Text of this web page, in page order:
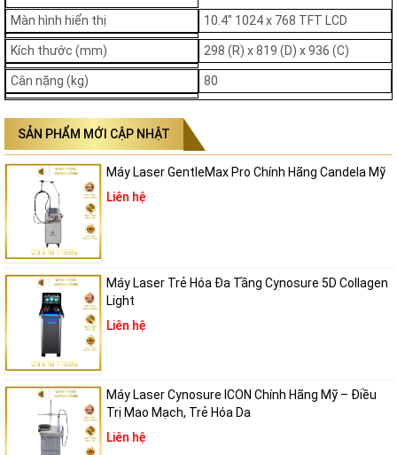
Hiệu quả điều trị của máy Laser Helios 4
Ưu điểm của máy Laser Helios 4
Thiết kế sang trọng và hiện đại với màu vàng độc đáo và
kiểu dáng tinh tế, HELIOS IV 785 nâng tầm đẳng cấp cho
cơ sở thẩm mỹ, tạo ấn tượng chuyên nghiệp với khách
hàng.
Tay cầm đa năng và ứng dụng linh hoạt được trang bị tay
cầm picosecond 785nm xử lý sắc tố sâu và nanosecond
1064nm, 532nm cho liệu trình trẻ hóa và làm sáng da,
mang lại hiệu quả tối ưu cho từng vấn đề da liễu.
Tia laser đồng đều, xâm nhập sâu nhưng bảo vệ biểu bì,
giảm thiểu rủi ro tăng/giảm sắc tố sau điều trị, đảm bảo
an toàn và hiệu quả cao.
Độ ổn định cao, chất lượng chùm tia phẳng và năng
lượng ổn định giúp xử lý các vấn đề phức tạp như nám
Màn hình hiển thị 10.4″ 1024 x 768 TFT LCD
Kích thước (mm) 298 (R) x 819 (D) x 936 (C)
Cân nặng (kg) 80
SẢN PHẨM MỚI CẬP NHẬT
Máy Laser GentleMax Pro Chính Hãng Candela Mỹ
Liên hệ
Máy Laser Trẻ Hóa Đa Tầng Cynosure 5D Collagen
Light
Liên hệ
Máy Laser Cynosure ICON Chính Hãng Mỹ – Điều
Trị Mao Mạch, Trẻ Hóa Da
Liên hệ